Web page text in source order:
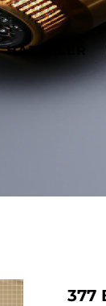
HABERLER
377